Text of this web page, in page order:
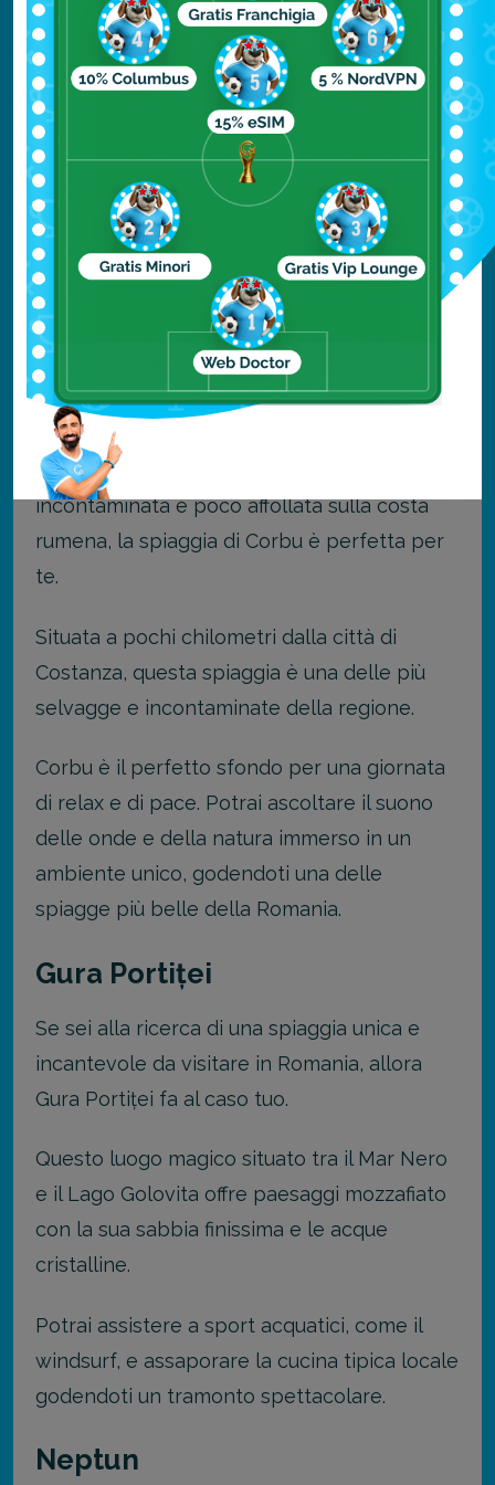
dal vivo che popolano l'arenile.
In più, la natura circostante è uno spettacolo
per gli occhi dove potrai avvistare uccelli
migratori, osservare boschi incantati e
paesaggi mozzafiato.
Vama Veche e la sua spiaggia sono davvero
il luogo ideale per chi vuole scappare dal
caos cittadino e immergersi nella natura e
nella tranquillità rumena.
Corbu
Se sei alla ricerca di una spiaggia
incontaminata e poco affollata sulla costa
rumena, la spiaggia di Corbu è perfetta per
te.
Situata a pochi chilometri dalla città di
Costanza, questa spiaggia è una delle più
selvagge e incontaminate della regione.
Corbu è il perfetto sfondo per una giornata
di relax e di pace. Potrai ascoltare il suono
delle onde e della natura immerso in un
ambiente unico, godendoti una delle
spiagge più belle della Romania.
Gura Portiței
Se sei alla ricerca di una spiaggia unica e
incantevole da visitare in Romania, allora
Gura Portiței fa al caso tuo.
Questo luogo magico situato tra il Mar Nero
e il Lago Golovita offre paesaggi mozzafiato
con la sua sabbia finissima e le acque
cristalline.
Potrai assistere a sport acquatici, come il
windsurf, e assaporare la cucina tipica locale
godendoti un tramonto spettacolare.
Neptun